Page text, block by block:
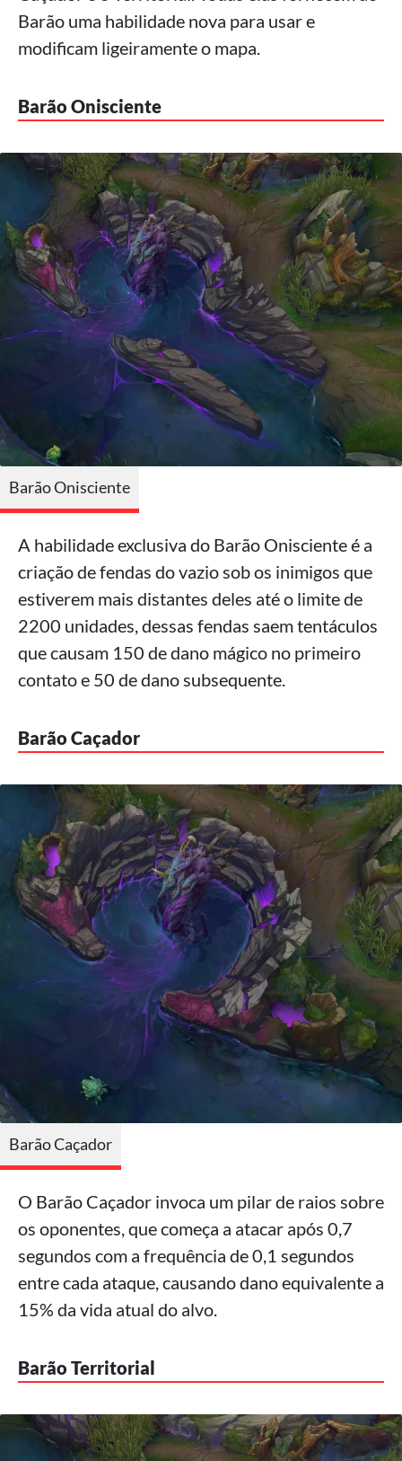
Barão uma habilidade nova para usar e
modificam ligeiramente o mapa.
Barão Onisciente
Barão Onisciente
A habilidade exclusiva do Barão Onisciente é a
criação de fendas do vazio sob os inimigos que
estiverem mais distantes deles até o limite de
2200 unidades, dessas fendas saem tentáculos
que causam 150 de dano mágico no primeiro
contato e 50 de dano subsequente.
Barão Caçador
Barão Caçador
O Barão Caçador invoca um pilar de raios sobre
os oponentes, que começa a atacar após 0,7
segundos com a frequência de 0,1 segundos
entre cada ataque, causando dano equivalente a
15% da vida atual do alvo.
Barão Territorial